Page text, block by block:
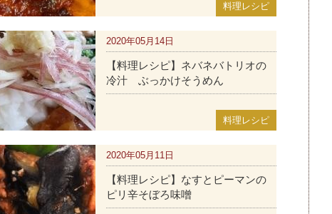
料理レシピ
料理レシピ
2020年05月14日
【料理レシピ】ネバネバトリオの
冷汁 ぶっかけそうめん
2020年05月11日
【料理レシピ】なすとピーマンの
ピリ辛そぼろ味噌